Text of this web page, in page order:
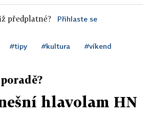
předplatné? Přihlaste se
#tipy #kultura #víkend
hlavolam HN